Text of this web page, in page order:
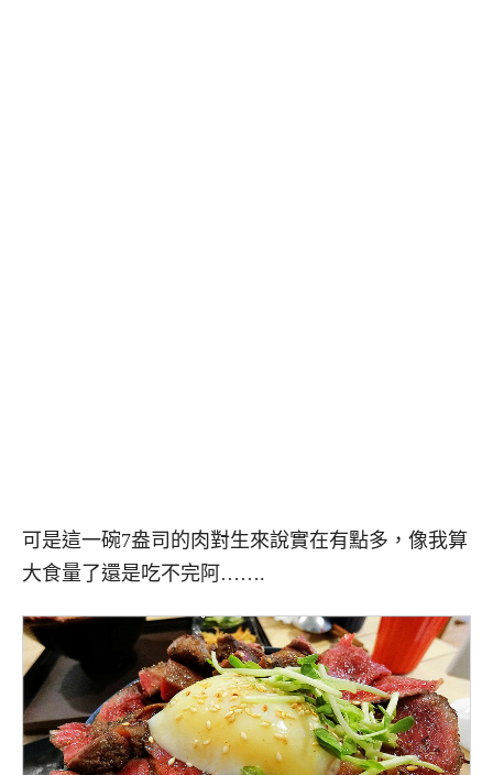
可是這一碗7盎司的肉對生來說實在有點多，像我算
大食量了還是吃不完阿…….